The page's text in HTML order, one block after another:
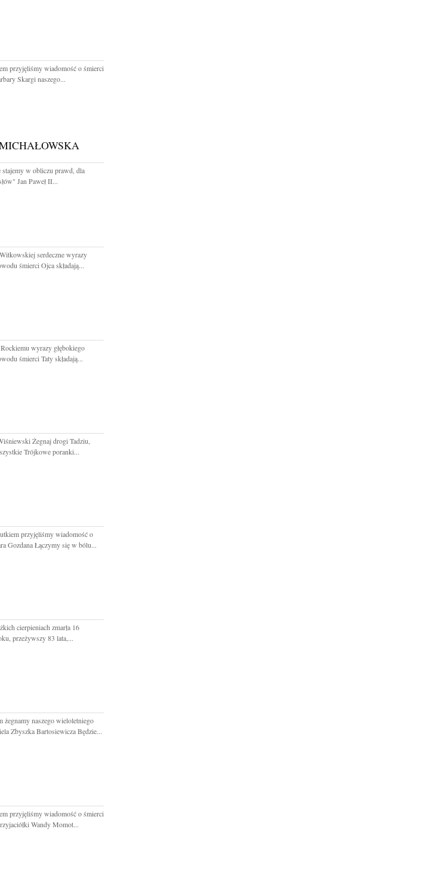
przyjęliśmy wiadomość o śmierci
Skargi naszego...
stajemy w obliczu prawd, dla
Jan Paweł II...
serdeczne wyrazy
śmierci Ojca składają...
wyrazy głębokiego
śmierci Taty składają...
Żegnaj drogi Tadziu,
Trójkowe poranki...
przyjęliśmy wiadomość o
Gozdana Łączymy się w bólu...
cierpieniach zmarła 16
przeżywszy 83 lata,...
żegnamy naszego wieloletniego
Zbyszka Bartosiewicza Będzie...
przyjęliśmy wiadomość o śmierci
Wandy Momot...